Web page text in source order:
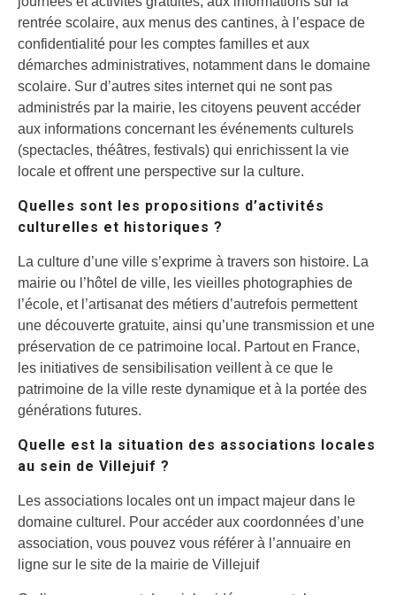
rentrée scolaire, aux menus des cantines, à l’espace de
confidentialité pour les comptes familles et aux
démarches administratives, notamment dans le domaine
scolaire. Sur d’autres sites internet qui ne sont pas
administrés par la mairie, les citoyens peuvent accéder
aux informations concernant les événements culturels
(spectacles, théâtres, festivals) qui enrichissent la vie
locale et offrent une perspective sur la culture.
Quelles sont les propositions d’activités
culturelles et historiques ?
La culture d’une ville s’exprime à travers son histoire. La
mairie ou l’hôtel de ville, les vieilles photographies de
l’école, et l’artisanat des métiers d’autrefois permettent
une découverte gratuite, ainsi qu’une transmission et une
préservation de ce patrimoine local. Partout en France,
les initiatives de sensibilisation veillent à ce que le
patrimoine de la ville reste dynamique et à la portée des
générations futures.
Quelle est la situation des associations locales
au sein de Villejuif ?
Les associations locales ont un impact majeur dans le
domaine culturel. Pour accéder aux coordonnées d’une
association, vous pouvez vous référer à l’annuaire en
ligne sur le site de la mairie de Villejuif